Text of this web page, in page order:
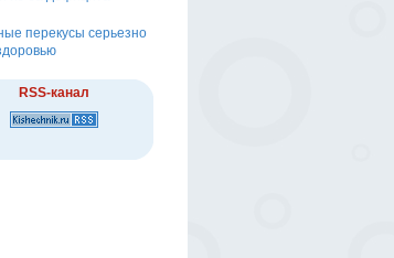
перекусы серьезно
RSS-канал